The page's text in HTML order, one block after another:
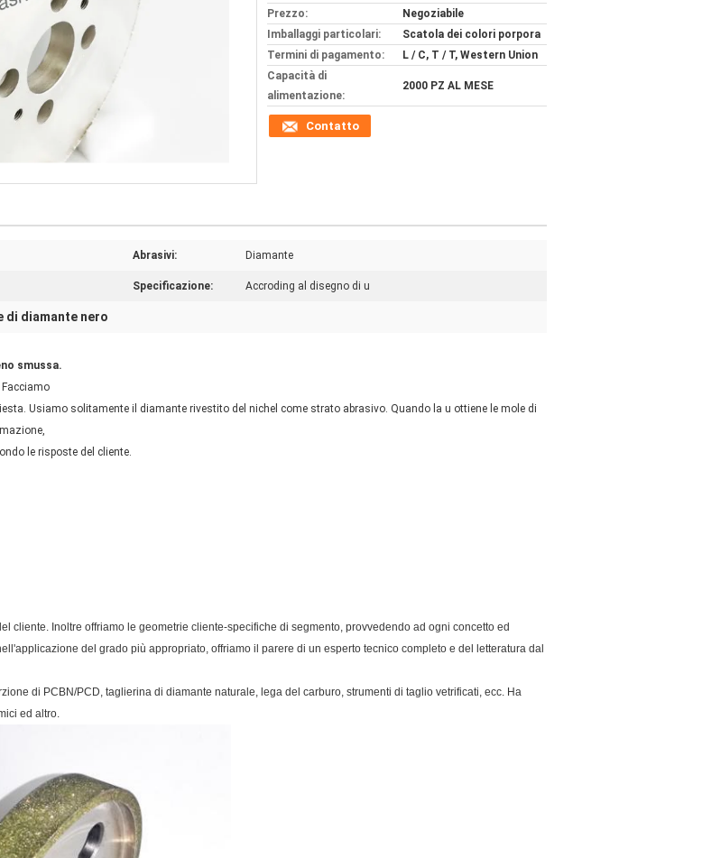
Prezzo:
Negoziabile
Imballaggi particolari:
Scatola dei colori porpora
Termini di pagamento:
L / C, T / T, Western Union
Capacità di
alimentazione:
2000 PZ AL MESE
Contatto
Abrasivi: Diamante
Specificazione: Accroding al disegno di u
di diamante nero
smussa.
Usiamo solitamente il diamante rivestito del nichel come strato abrasivo. Quando la u ottiene le mole di
le risposte del cliente.
cliente. Inoltre offriamo le geometrie cliente-specifiche di segmento, provvedendo ad ogni concetto ed
del grado più appropriato, offriamo il parere di un esperto tecnico completo e del letteratura dal
di PCBN/PCD, taglierina di diamante naturale, lega del carburo, strumenti di taglio vetrificati, ecc. Ha
ed altro.